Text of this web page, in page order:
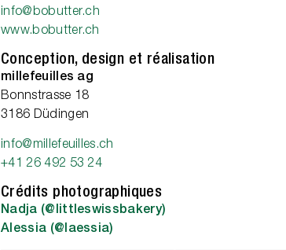
info@bobutter.ch
www.bobutter.ch
Conception, design et réalisation
millefeuilles ag
Bonnstrasse 18
3186 Düdingen
info@millefeuilles.ch
+41 26 492 53 24
Crédits photographiques
Nadja (@littleswissbakery)
Alessia (@laessia)